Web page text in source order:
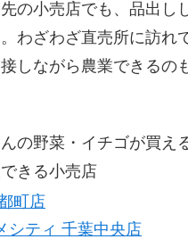
の小売店でも、品出
わざわざ直売所に訪れ
しながら農業できるの
の野菜・イチゴが買え
きる小売店
町店
シティ 千葉中央店